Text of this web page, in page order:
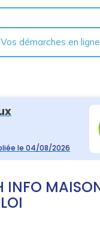
Vos démarches en ligne